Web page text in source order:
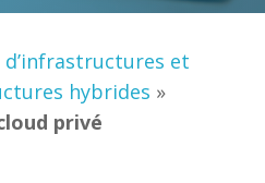
et
hybrides »
privé